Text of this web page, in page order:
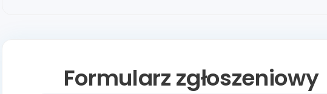
Formularz zgłoszeniowy